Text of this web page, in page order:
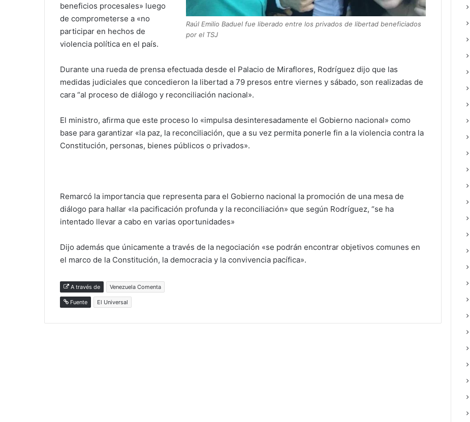
Raúl Emilio Baduel fue liberado entre los privados de libertad beneficiados
por el TSJ
beneficios procesales» luego
de comprometerse a «no
participar en hechos de
violencia política en el país.
Durante una rueda de prensa efectuada desde el Palacio de Miraflores, Rodríguez dijo que las
medidas judiciales que concedieron la libertad a 79 presos entre viernes y sábado, son realizadas de
cara “al proceso de diálogo y reconciliación nacional».
El ministro, afirma que este proceso lo «impulsa desinteresadamente el Gobierno nacional» como
base para garantizar «la paz, la reconciliación, que a su vez permita ponerle fin a la violencia contra la
Constitución, personas, bienes públicos o privados».
Remarcó la importancia que representa para el Gobierno nacional la promoción de una mesa de
diálogo para hallar «la pacificación profunda y la reconciliación» que según Rodríguez, “se ha
intentado llevar a cabo en varias oportunidades»
Dijo además que únicamente a través de la negociación «se podrán encontrar objetivos comunes en
el marco de la Constitución, la democracia y la convivencia pacífica».
A través de Venezuela Comenta
Fuente El Universal